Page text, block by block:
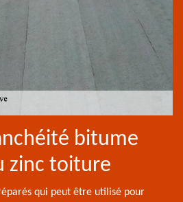
bitume
zinc toiture
qui peut être utilisé pour